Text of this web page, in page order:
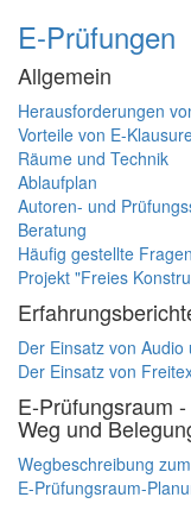
E-Prüfungen
Allgemein
Herausforderungen
Vorteile von E-
Räume und Technik
Ablaufplan
Autoren- und
Beratung
Häufig gestellte Fragen
Projekt "Freies
Der Einsatz von
Der Einsatz von
E-Prüfungsraum -
Weg und
Wegbeschreibung
E-Prüfungsraum-